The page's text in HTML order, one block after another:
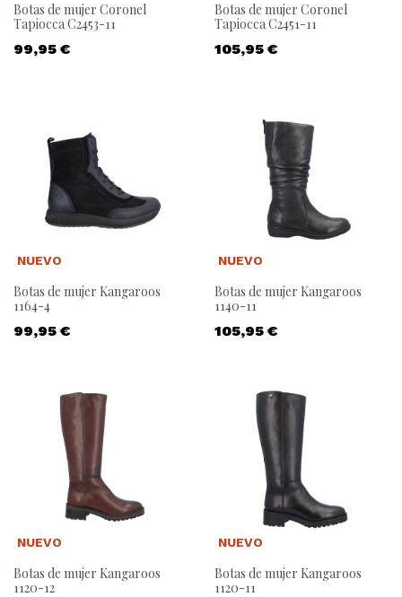
Botas de mujer Coronel
Tapiocca C2453-11
Precio
99,95 €
Botas de mujer Coronel
Tapiocca C2451-11
Precio
105,95 €
Botas de mujer Kangaroos
1164-4
Precio
99,95 €
NUEVO
Botas de mujer Kangaroos
1140-11
Precio
105,95 €
NUEVO
Botas de mujer Kangaroos
1120-12
NUEVO
Botas de mujer Kangaroos
1120-11
NUEVO